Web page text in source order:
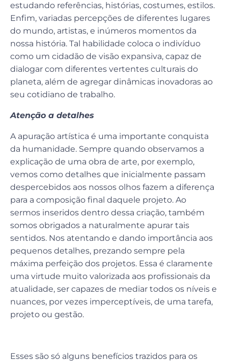
estudando referências, histórias, costumes, estilos.
Enfim, variadas percepções de diferentes lugares
do mundo, artistas, e inúmeros momentos da
nossa história. Tal habilidade coloca o indivíduo
como um cidadão de visão expansiva, capaz de
dialogar com diferentes vertentes culturais do
planeta, além de agregar dinâmicas inovadoras ao
seu cotidiano de trabalho.
Atenção a detalhes
A apuração artística é uma importante conquista
da humanidade. Sempre quando observamos a
explicação de uma obra de arte, por exemplo,
vemos como detalhes que inicialmente passam
despercebidos aos nossos olhos fazem a diferença
para a composição final daquele projeto. Ao
sermos inseridos dentro dessa criação, também
somos obrigados a naturalmente apurar tais
sentidos. Nos atentando e dando importância aos
pequenos detalhes, prezando sempre pela
máxima perfeição dos projetos. Essa é claramente
uma virtude muito valorizada aos profissionais da
atualidade, ser capazes de mediar todos os níveis e
nuances, por vezes imperceptíveis, de uma tarefa,
projeto ou gestão.
Esses são só alguns benefícios trazidos para os